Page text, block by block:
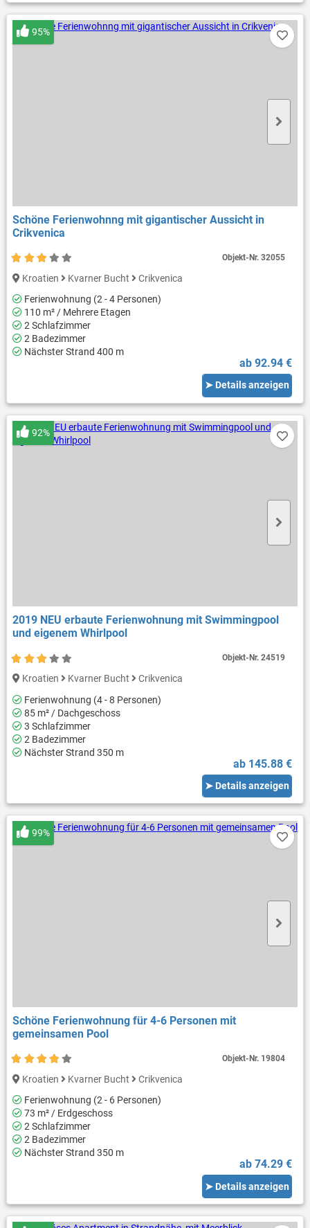
Schöne Ferienwohnng mit gigantischer Aussicht in
Crikvenica
95%
Kroatien Kvarner Bucht
Crikvenica
Ferienwohnung (2 - 4 Personen)
110 m² / Mehrere Etagen
2 Schlafzimmer
2 Badezimmer
Nächster Strand 400 m
ab 92.94 €
➤ Details anzeigen
Objekt-Nr.32055
2019 NEU erbaute Ferienwohnung mit Swimmingpool
und eigenem Whirlpool
92%
Kroatien Kvarner Bucht
Crikvenica
Ferienwohnung (4 - 8 Personen)
85 m² / Dachgeschoss
3 Schlafzimmer
2 Badezimmer
Nächster Strand 350 m
ab 145.88 €
➤ Details anzeigen
Objekt-Nr.24519
Schöne Ferienwohnung für 4-6 Personen mit
gemeinsamen Pool
99%
Kroatien Kvarner Bucht
Crikvenica
Ferienwohnung (2 - 6 Personen)
73 m² / Erdgeschoss
2 Schlafzimmer
2 Badezimmer
Nächster Strand 350 m
ab 74.29 €
➤ Details anzeigen
Objekt-Nr. 19804